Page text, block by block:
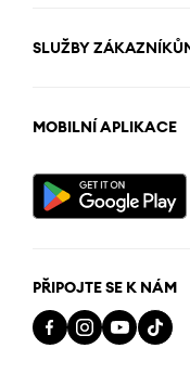
SLUŽBY
MOBILNÍ APLIKACE
PŘIPOJTE SE K NÁM